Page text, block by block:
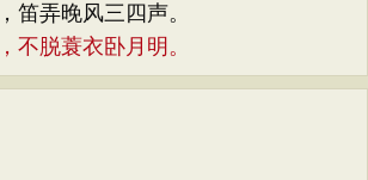
笛弄晚风三四声。
不脱蓑衣卧月明。